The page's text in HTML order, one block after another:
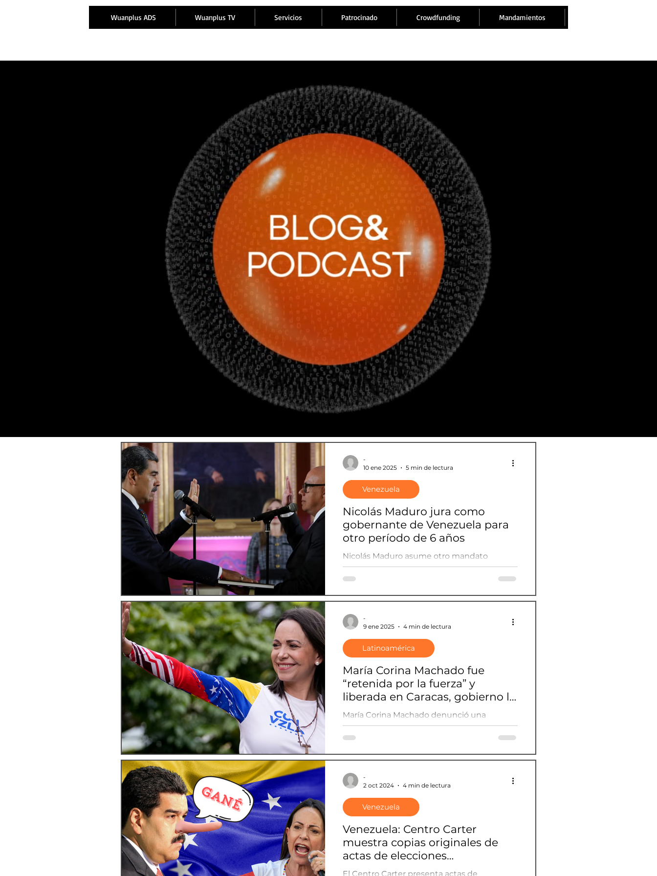
Wuanplus ADS Wuanplus TV Servicios Patrocinado Crowdfunding Mandamientos
Nicolás Maduro jura como
gobernante de Venezuela para
otro período de 6 años
Nicolás Maduro asume otro mandato
presidencial en Venezuela tras jurar para un
nuevo período de 6 años.
Venezuela
-
10 ene 2025
5 min de lectura
María Corina Machado fue
“retenida por la fuerza” y
liberada en Caracas, gobierno lo
llama “show”
María Corina Machado denunció una
detención forzada en Caracas; el gobierno
desestima el hecho calificándolo como un
Latinoamérica
-
9 ene 2025
4 min de lectura
Venezuela: Centro Carter
muestra copias originales de
actas de elecciones
presidenciales en la OEA
El Centro Carter presenta actas de
Venezuela
-
2 oct 2024
4 min de lectura